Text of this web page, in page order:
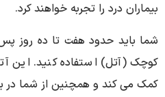
بیماران درد را تجربه خواهند کرد.
شما باید حدود هفت تا ده روز
کوچک (آتل) استفاده کنید. این
کمک می کند و همچنین از شما در